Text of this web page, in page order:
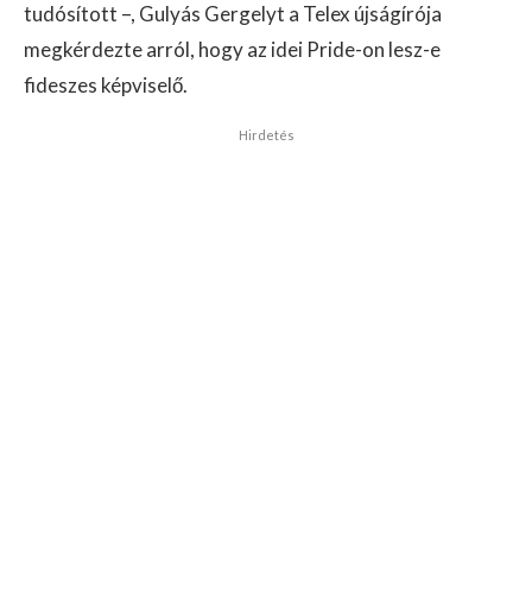
tudósított –, Gulyás Gergelyt a Telex újságírója
megkérdezte arról, hogy az idei Pride-on lesz-e
fideszes képviselő.
Hirdetés